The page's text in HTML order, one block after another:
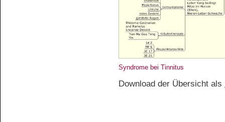
Syndrome bei Tinnitus
Download der Übersicht als